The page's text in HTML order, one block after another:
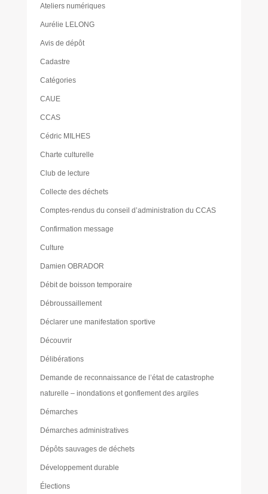
Ateliers numériques
Aurélie LELONG
Avis de dépôt
Cadastre
Catégories
CAUE
CCAS
Cédric MILHES
Charte culturelle
Club de lecture
Collecte des déchets
Comptes-rendus du conseil d’administration du CCAS
Confirmation message
Culture
Damien OBRADOR
Débit de boisson temporaire
Débroussaillement
Déclarer une manifestation sportive
Découvrir
Délibérations
Demande de reconnaissance de l’état de catastrophe
naturelle – inondations et gonflement des argiles
Démarches
Démarches administratives
Dépôts sauvages de déchets
Développement durable
Élections